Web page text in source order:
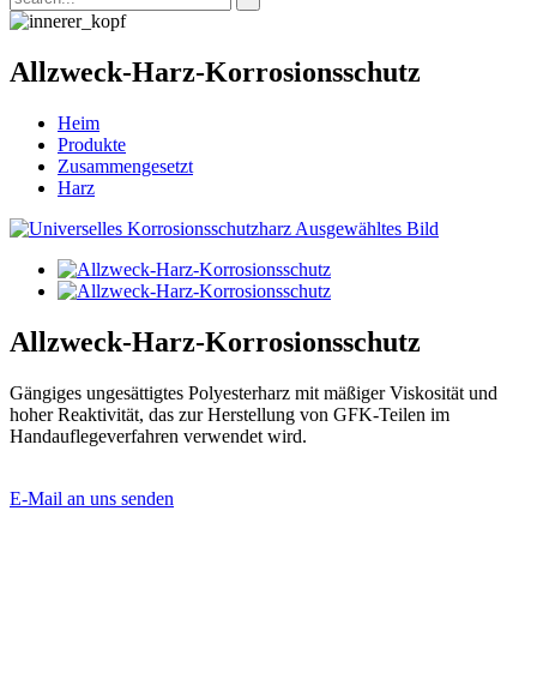
Allzweck-Harz-Korrosionsschutz
Heim
Produkte
Zusammengesetzt
Harz
Allzweck-Harz-Korrosionsschutz
Gängiges ungesättigtes Polyesterharz mit mäßiger Viskosität und
hoher Reaktivität, das zur Herstellung von GFK-Teilen im
Handauflegeverfahren verwendet wird.
E-Mail an uns senden